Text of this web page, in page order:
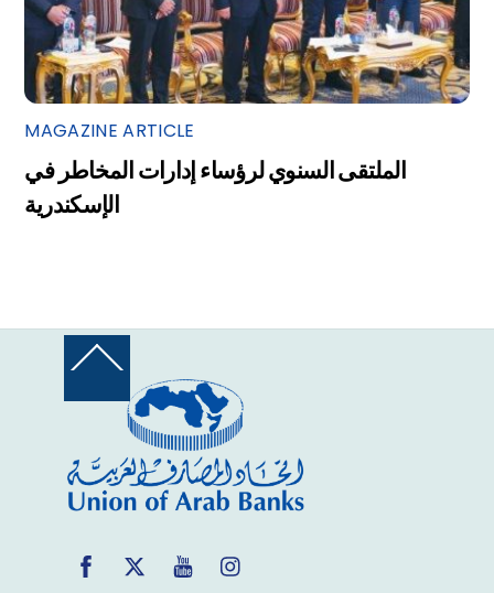
MAGAZINE ARTICLE
الملتقى السنوي لرؤساء إدارات المخاطر في
Back
Top
Facebook
Twitter YouTube